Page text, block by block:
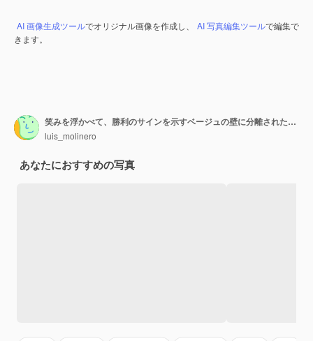
AI 画像生成ツールでオリジナル画像を作成し、 AI 写真編集ツールで編集で
きます。
笑みを浮かべて、勝利のサインを示すベージュの壁に分離された白人のハンサムな男
luis_molinero
あなたにおすすめの写真